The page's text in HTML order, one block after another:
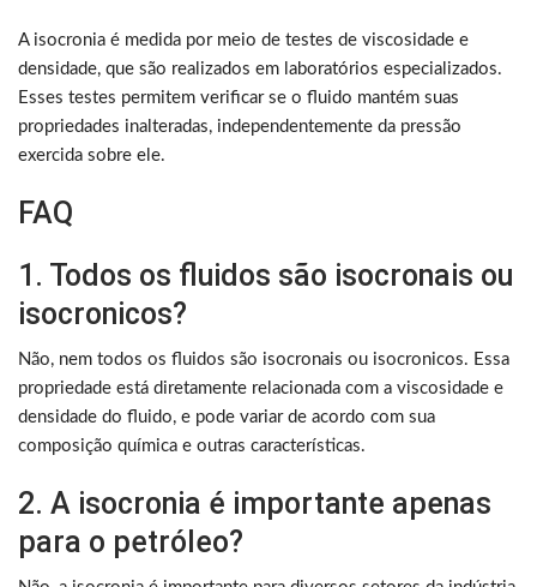
A isocronia é medida por meio de testes de viscosidade e
densidade, que são realizados em laboratórios especializados.
Esses testes permitem verificar se o fluido mantém suas
propriedades inalteradas, independentemente da pressão
exercida sobre ele.
FAQ
1. Todos os fluidos são isocronais ou
isocronicos?
Não, nem todos os fluidos são isocronais ou isocronicos. Essa
propriedade está diretamente relacionada com a viscosidade e
densidade do fluido, e pode variar de acordo com sua
composição química e outras características.
2. A isocronia é importante apenas
para o petróleo?